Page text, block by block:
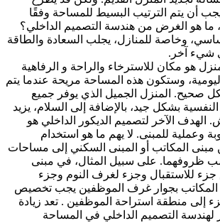
يتم الترتيب البسيط للمساحة وفقًا
الغرض من هندسة التصميم الداخلي؟
للمنازل، يجلب السعادة والطاقة
آخر.
مكان للاسترخاء والراحة و الرفاهية
وستكون هذه المساحة مريحة عندما يتم
الجميل الذي يوفر جميع
بشكل جيد، بالإضافة إلى السلام، يزيد
الآخر لتصميم الديكور الداخلي هو
للمبنى. لا يهم ما هو استخدام
أو المبنى السكني إلى مساحات
على سبيل المثال، في مبنى
وجزء لغرف النوم وجزء
بجوار غرف الموظفين يجب تخصيص
استراحة الموظفين . تعد زيادة
التصميم الداخلي في المساحة